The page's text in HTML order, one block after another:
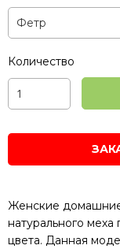
Количество
Женские
натурального меха
цвета. Данная